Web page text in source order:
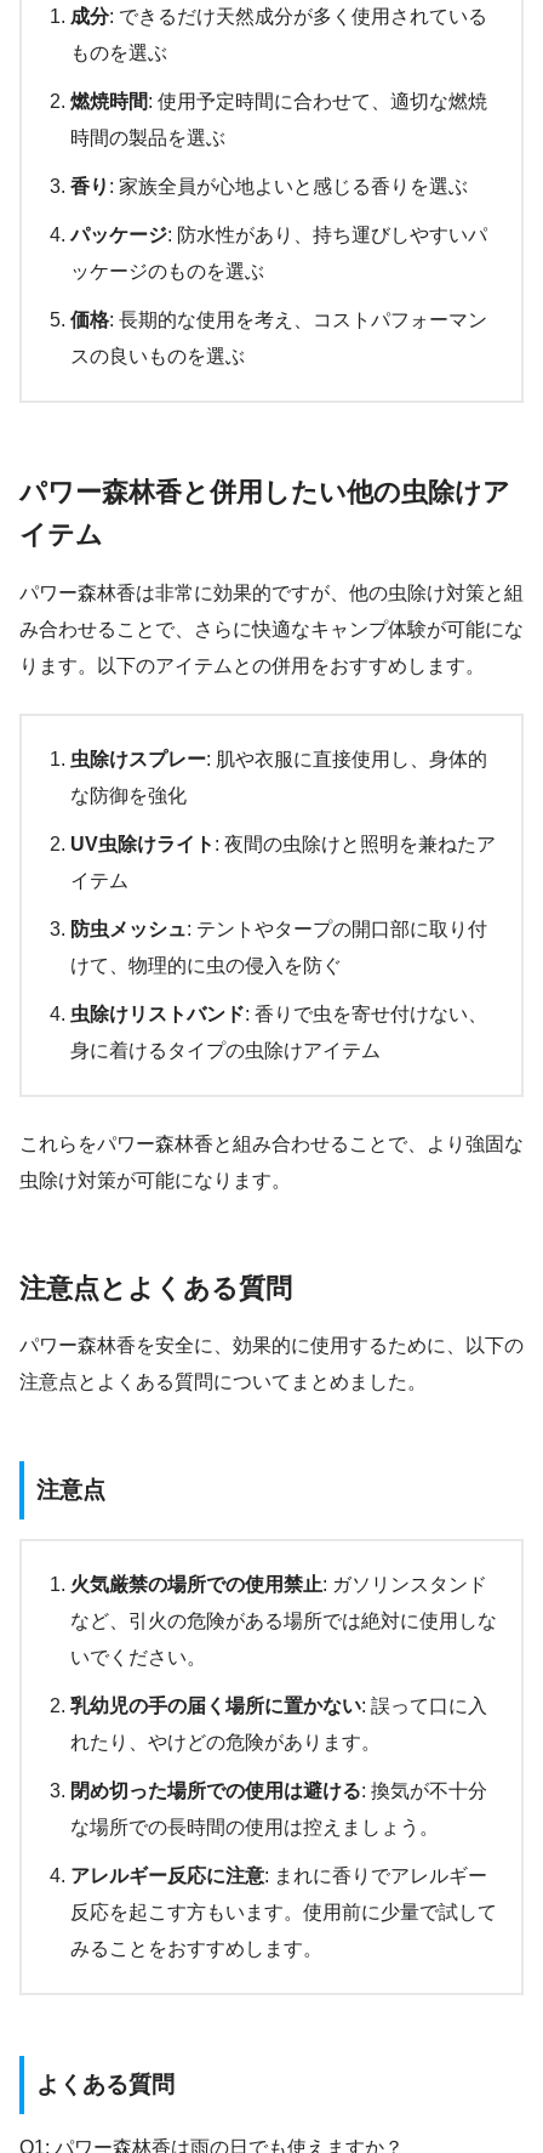
成分: できるだけ天然成分が多く使用されている
ものを選ぶ
燃焼時間: 使用予定時間に合わせて、適切な燃焼
時間の製品を選ぶ
香り : 家族全員が心地よいと感じる香りを選ぶ
パッケージ: 防水性があり、持ち運びしやすいパ
ッケージのものを選ぶ
価格: 長期的な使用を考え、コストパフォーマン
スの良いものを選ぶ
パワー森林香と併用したい他の虫除けア
イテム
パワー森林香は非常に効果的ですが、他の虫除け対策と組
み合わせることで、さらに快適なキャンプ体験が可能にな
ります。以下のアイテムとの併用をおすすめします。
虫除けスプレー: 肌や衣服に直接使用し、身体的
な防御を強化
UV虫除けライト : 夜間の虫除けと照明を兼ねたア
イテム
防虫メッシュ: テントやタープの開口部に取り付
けて、物理的に虫の侵入を防ぐ
虫除けリストバンド: 香りで虫を寄せ付けない、
身に着けるタイプの虫除けアイテム
これらをパワー森林香と組み合わせることで、より強固な
虫除け対策が可能になります。
注意点とよくある質問
パワー森林香を安全に、効果的に使用するために、以下の
注意点とよくある質問についてまとめました。
注意点
火気厳禁の場所での使用禁止: ガソリンスタンド
など、引火の危険がある場所では絶対に使用しな
いでください。
乳幼児の手の届く場所に置かない: 誤って口に入
れたり、やけどの危険があります。
閉め切った場所での使用は避ける: 換気が不十分
な場所での長時間の使用は控えましょう。
アレルギー反応に注意: まれに香りでアレルギー
反応を起こす方もいます。使用前に少量で試して
みることをおすすめします。
よくある質問
Q1: パワー森林香は雨の日でも使えますか？